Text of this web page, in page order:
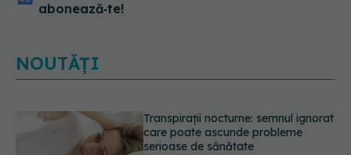
abonează‑te!
NOUTĂȚI
Ce poți mânca și ce trebuie să eviți
dacă ai gastrită: exemplu de meniu
care reduce inflamația stomacului